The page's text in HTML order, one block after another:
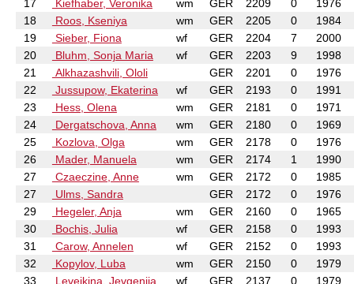
17
Kiefhaber, Veronika wm GER 2209 0
1976
18
Roos, Kseniya wm GER 2205 0
1984
19
Sieber, Fiona wf GER 2204 7
2000
20
Bluhm, Sonja Maria wf GER 2203 9
1998
21
Alkhazashvili, Ololi GER 2201 0
1976
22
Jussupow, Ekaterina wf GER 2193 0
1991
23
Hess, Olena wm GER 2181 0
1971
24
Dergatschova, Anna wm GER 2180 0
1969
25
Kozlova, Olga wm GER 2178 0
1976
26
Mader, Manuela wm GER 2174 1
1990
27
Czaeczine, Anne wm GER 2172 0
1985
27
Ulms, Sandra GER 2172 0
1976
29
Hegeler, Anja wm GER 2160 0
1965
30
Bochis, Julia wf GER 2158 0
1993
31
Carow, Annelen wf GER 2152 0
1993
32
Kopylov, Luba wm GER 2150 0
1979
33
Leveikina, Jevgenija wf GER 2137 0
1979